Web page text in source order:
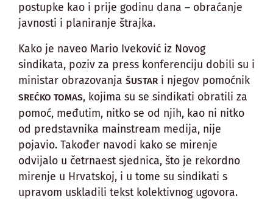
postupke kao i prije godinu dana – obraćanje
javnosti i planiranje štrajka.
Kako je naveo Mario Iveković iz Novog
sindikata, poziv za press konferenciju dobili su i
ministar obrazovanja ŠUSTAR i njegov pomoćnik
SREĆKO TOMAS, kojima su se sindikati obratili za
pomoć, međutim, nitko se od njih, kao ni nitko
od predstavnika mainstream medija, nije
pojavio. Također navodi kako se mirenje
odvijalo u četrnaest sjednica, što je rekordno
mirenje u Hrvatskoj, i u tome su sindikati s
upravom uskladili tekst kolektivnog ugovora.